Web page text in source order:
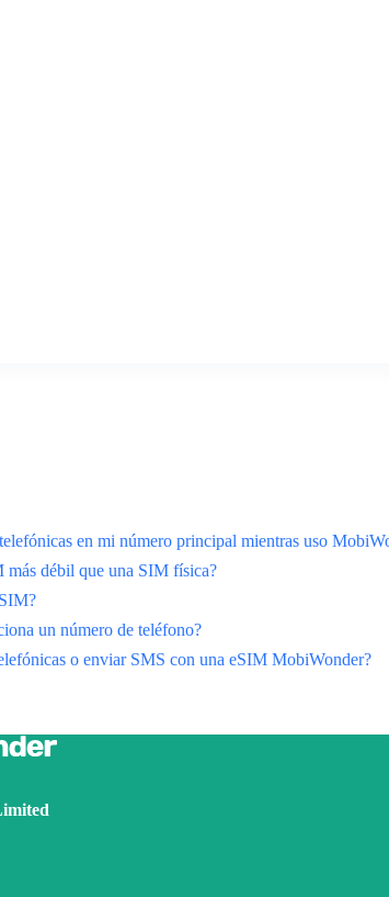
en mi número principal mientras uso
más débil que una SIM física?
un número de teléfono?
o enviar SMS con una eSIM MobiWonder?